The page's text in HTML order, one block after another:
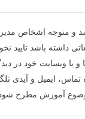
و متوجه اشخاص
داشته باشد تایید
یا وبسایت خود در
ایمیل و آیدی
آموزش مطرح شود